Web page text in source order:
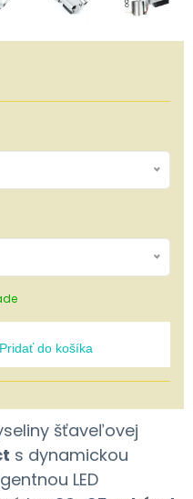
Pridať do košíka
šťaveľovej
s dynamickou
LED